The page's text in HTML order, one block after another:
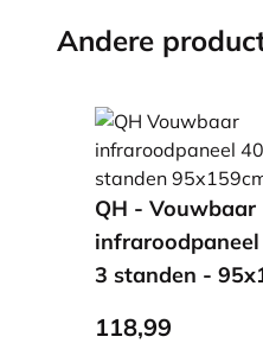
Andere
QH - Vouwbaar
3 standen -
118,99